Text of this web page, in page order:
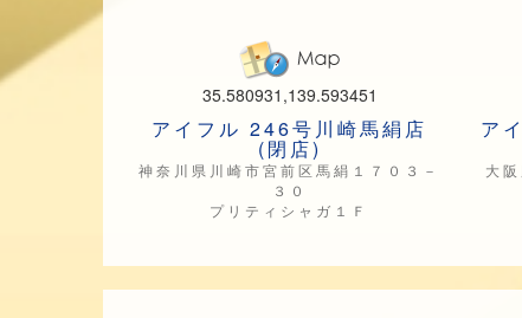
35.580931,139.593451
アイフル 246号川崎馬絹店
(閉店)
神奈川県川崎市宮前区馬絹１７０３－
３０
プリティシャガ１Ｆ
ア
大